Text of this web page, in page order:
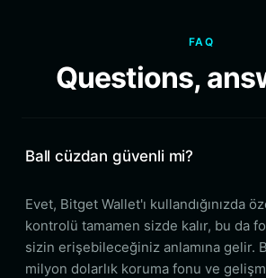
FAQ
Questions,
Ball cüzdan güvenli mi?
Evet, Bitget Wallet'ı kullandığınızda
kontrolü tamamen sizde kalır, bu da
sizin erişebileceğiniz anlamına gelir.
milyon dolarlık koruma fonu ve